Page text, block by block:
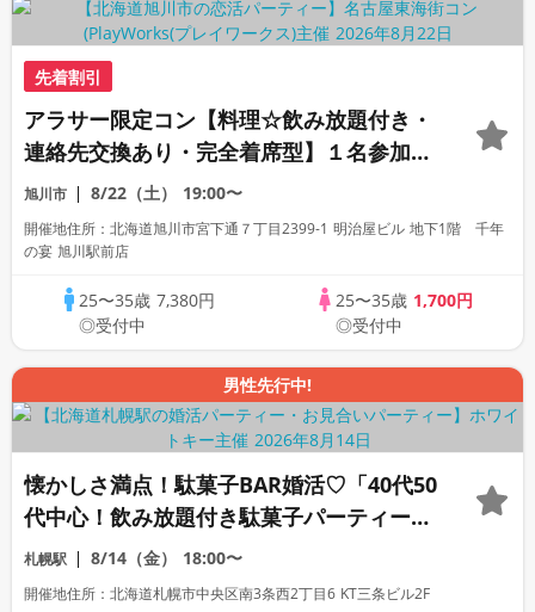
先着割引
アラサー限定コン【料理☆飲み放題付き・
連絡先交換あり・完全着席型】１名参加多
数・初参加も大歓迎☆
旭川市 8/22（土） 19:00〜
開催地住所：北海道旭川市宮下通７丁目2399-1 明治屋ビル 地下1階 千年
の宴 旭川駅前店
25〜35歳 7,380円
◎受付中
25〜35歳 1,700円
◎受付中
男性先行中!
懐かしさ満点！駄菓子BAR婚活♡「40代50
代中心！飲み放題付き駄菓子パーティー
♪」～着席全員会話/マッチングあり/食事
＆飲み放題付き～
札幌駅 8/14（金） 18:00〜
開催地住所：北海道札幌市中央区南3条西2丁目6 KT三条ビル2F